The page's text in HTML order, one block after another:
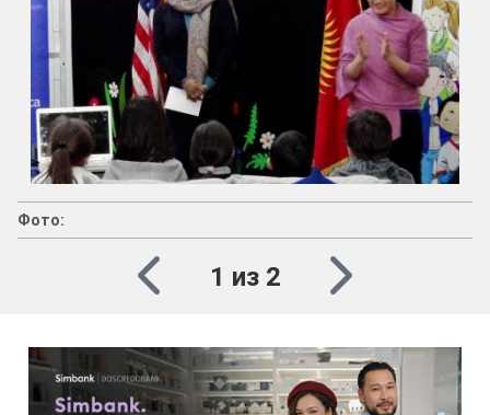
Фото:
1 из 2